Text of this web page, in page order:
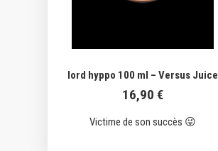
lord hyppo 100 ml – Versus Juice
16,90 €
Victime de son succès 😜